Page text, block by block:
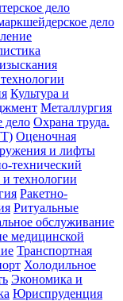
дело
дело
Культура и
Металлургия
дело Охрана труда.
Оценочная
и лифты
технический
технологии
Ракетно-
Ритуальные
обслуживание
медицинской
Транспортная
Холодильное
Экономика и
Юриспруденция